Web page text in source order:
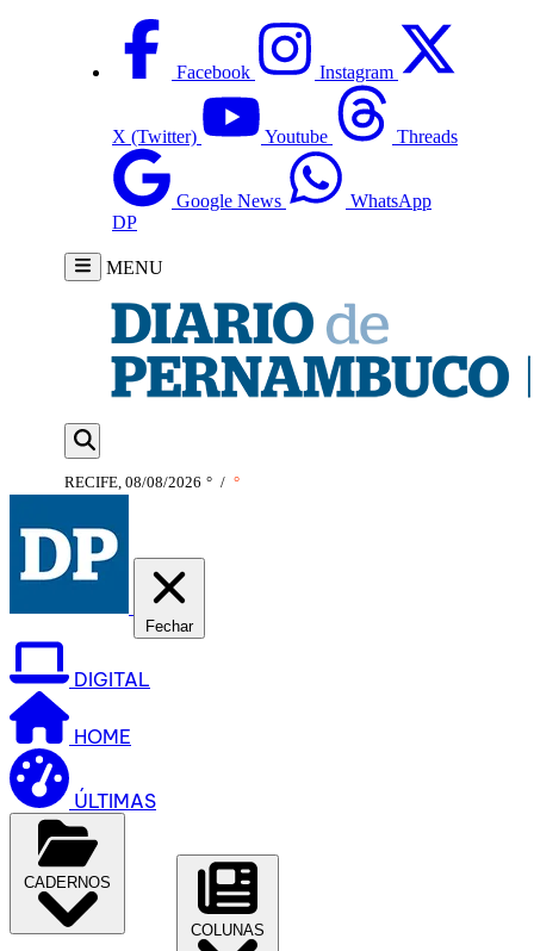
Facebook Instagram
X (Twitter) Youtube Threads
Google News
WhatsApp
DP
MENU
RECIFE, 08/08/2026 ° / °
Fechar
DIGITAL
HOME
ÚLTIMAS
CADERNOS
COLUNAS